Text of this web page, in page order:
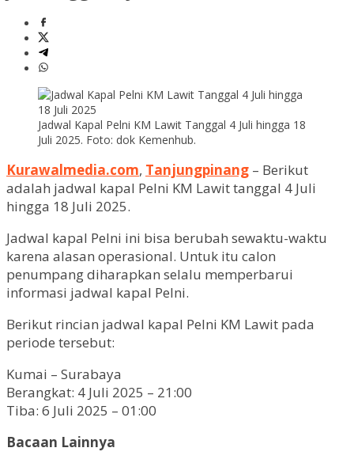
Jadwal Kapal Pelni KM Lawit Tanggal 4 Juli hingga 18
Juli 2025. Foto: dok Kemenhub.
Kurawalmedia.com, Tanjungpinang – Berikut
adalah jadwal kapal Pelni KM Lawit tanggal 4 Juli
hingga 18 Juli 2025.
Jadwal kapal Pelni ini bisa berubah sewaktu-waktu
karena alasan operasional. Untuk itu calon
penumpang diharapkan selalu memperbarui
informasi jadwal kapal Pelni.
Berikut rincian jadwal kapal Pelni KM Lawit pada
periode tersebut:
Kumai – Surabaya
Berangkat: 4 Juli 2025 – 21:00
Tiba: 6 Juli 2025 – 01:00
Bacaan Lainnya